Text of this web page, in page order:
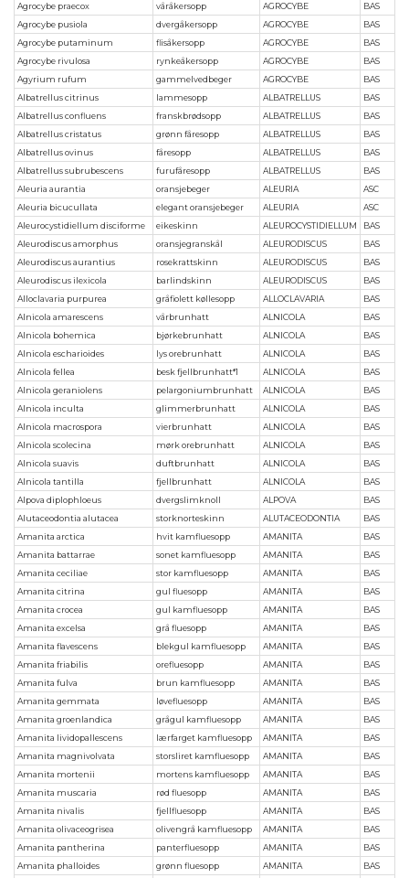
Agrocybe praecox
våråkersopp AGROCYBE
BAS
Agrocybe pusiola
dvergåkersopp AGROCYBE
BAS
Agrocybe putaminum
flisåkersopp AGROCYBE
BAS
Agrocybe rivulosa
rynkeåkersopp AGROCYBE
BAS
Agyrium rufum
gammelvedbeger AGROCYBE
BAS
Albatrellus citrinus
lammesopp ALBATRELLUS
BAS
Albatrellus confluens
franskbrødsopp ALBATRELLUS
BAS
Albatrellus cristatus
grønn fåresopp ALBATRELLUS
BAS
Albatrellus ovinus
fåresopp ALBATRELLUS
BAS
Albatrellus subrubescens
furufåresopp ALBATRELLUS
BAS
Aleuria aurantia
oransjebeger ALEURIA
ASC
Aleuria bicucullata
elegant oransjebeger ALEURIA
ASC
Aleurocystidiellum disciforme
eikeskinn ALEUROCYSTIDIELLUM
BAS
Aleurodiscus amorphus
oransjegranskål ALEURODISCUS
BAS
Aleurodiscus aurantius
rosekrattskinn ALEURODISCUS
BAS
Aleurodiscus ilexicola
barlindskinn ALEURODISCUS
BAS
Alloclavaria purpurea
gråfiolett køllesopp ALLOCLAVARIA
BAS
Alnicola amarescens
vårbrunhatt ALNICOLA
BAS
Alnicola bohemica
bjørkebrunhatt ALNICOLA
BAS
Alnicola escharioides
lys orebrunhatt ALNICOLA
BAS
Alnicola fellea
besk fjellbrunhatt*1 ALNICOLA
BAS
Alnicola geraniolens
pelargoniumbrunhatt ALNICOLA
BAS
Alnicola inculta
glimmerbrunhatt ALNICOLA
BAS
Alnicola macrospora
vierbrunhatt ALNICOLA
BAS
Alnicola scolecina
mørk orebrunhatt ALNICOLA
BAS
Alnicola suavis
duftbrunhatt ALNICOLA
BAS
Alnicola tantilla
fjellbrunhatt ALNICOLA
BAS
Alpova diplophloeus
dvergslimknoll ALPOVA
BAS
Alutaceodontia alutacea
storknorteskinn ALUTACEODONTIA
BAS
Amanita arctica
hvit kamfluesopp AMANITA
BAS
Amanita battarrae
sonet kamfluesopp AMANITA
BAS
Amanita ceciliae
stor kamfluesopp AMANITA
BAS
Amanita citrina
gul fluesopp AMANITA
BAS
Amanita crocea
gul kamfluesopp AMANITA
BAS
Amanita excelsa
grå fluesopp AMANITA
BAS
Amanita flavescens
blekgul kamfluesopp AMANITA
BAS
Amanita friabilis
orefluesopp AMANITA
BAS
Amanita fulva
brun kamfluesopp AMANITA
BAS
Amanita gemmata
løvefluesopp AMANITA
BAS
Amanita groenlandica
grågul kamfluesopp AMANITA
BAS
Amanita lividopallescens
lærfarget kamfluesopp AMANITA
BAS
Amanita magnivolvata
storsliret kamfluesopp AMANITA
BAS
Amanita mortenii
mortens kamfluesopp AMANITA
BAS
Amanita muscaria
rød fluesopp AMANITA
BAS
Amanita nivalis
fjellfluesopp AMANITA
BAS
Amanita olivaceogrisea
olivengrå kamfluesopp AMANITA
BAS
Amanita pantherina
panterfluesopp AMANITA
BAS
Amanita phalloides
grønn fluesopp AMANITA
BAS